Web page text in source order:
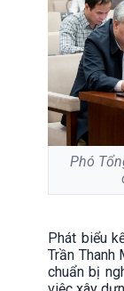
Phó
Phát biểu
Trần Thanh
chuẩn bị